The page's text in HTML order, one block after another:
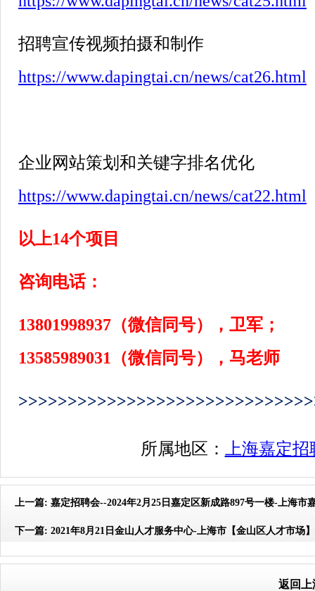
招聘宣传视频拍摄和制作
https://www.dapingtai.cn/news/cat26.html
企业网站策划和关键字排名优化
https://www.dapingtai.cn/news/cat22.html
以上14个项目
咨询电话：
13801998937 （微信同号），卫军；
13585989031 （微信同号），马老师
所属地区： 上海嘉定
上一篇: 嘉定招聘会--2024年2月25日嘉定区新成路897号一楼-上海市
下一篇: 2021年8月21日金山人才服务中心-上海市【金山区人才市场
返回上